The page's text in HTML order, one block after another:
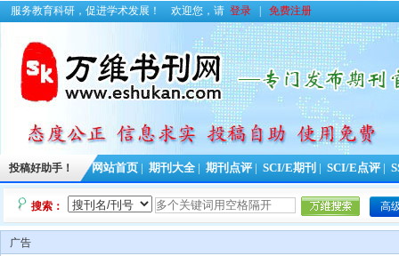
服务教育科研，促进学术发展！ 欢迎您，请 登录 免费注册
投稿好助手！ 网站首页 期刊大全 期刊点评 SCI/E期刊 SCI/E点评
搜索： 高
广告